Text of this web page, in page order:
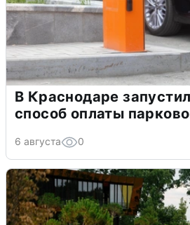
В Краснодаре
способ оплаты
6 августа 0